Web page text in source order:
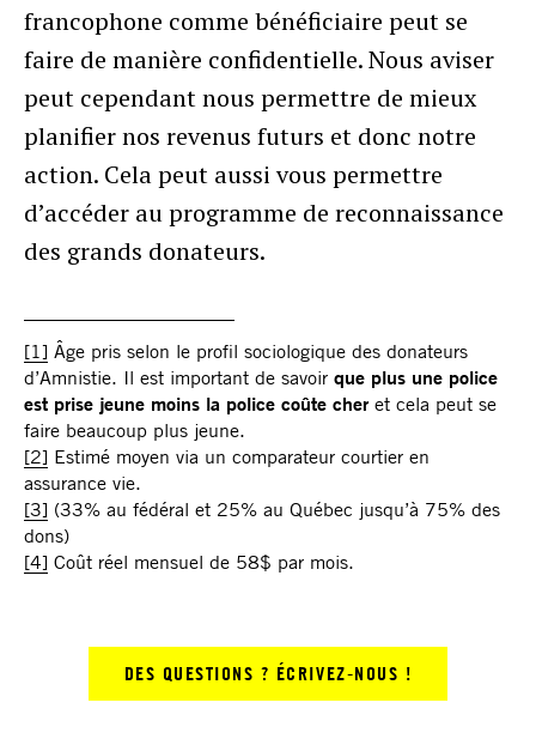
francophone comme bénéficiaire peut se
faire de manière confidentielle. Nous aviser
peut cependant nous permettre de mieux
planifier nos revenus futurs et donc notre
action. Cela peut aussi vous permettre
d’accéder au programme de reconnaissance
des grands donateurs.
[1] Âge pris selon le profil sociologique des donateurs
d’Amnistie. Il est important de savoir que plus une police
est prise jeune moins la police coûte cher et cela peut se
faire beaucoup plus jeune.
[2] Estimé moyen via un comparateur courtier en
assurance vie.
[3] (33% au fédéral et 25% au Québec jusqu’à 75% des
dons)
[4] Coût réel mensuel de 58$ par mois.
DES QUESTIONS ? ÉCRIVEZ-NOUS !